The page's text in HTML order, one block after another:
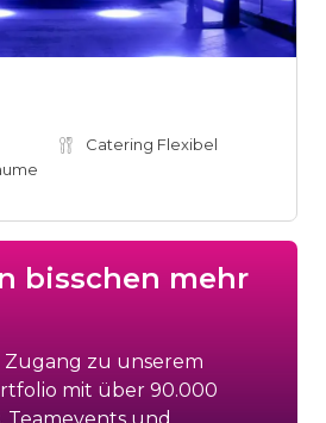
Catering Flexibel
bisschen mehr
Zugang zu unserem
mit über 90.000